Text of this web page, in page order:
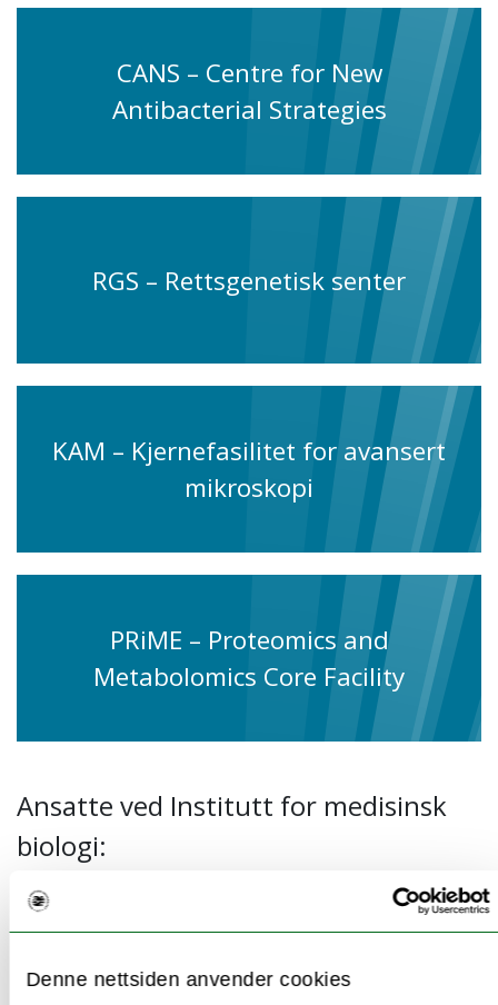
Denne nettsiden anvender cookies
CANS – Centre for New
Antibacterial Strategies
RGS – Rettsgenetisk senter
KAM – Kjernefasilitet for avansert
mikroskopi
PRiME – Proteomics and
Metabolomics Core Facility
Ansatte ved Institutt for medisinsk
biologi: